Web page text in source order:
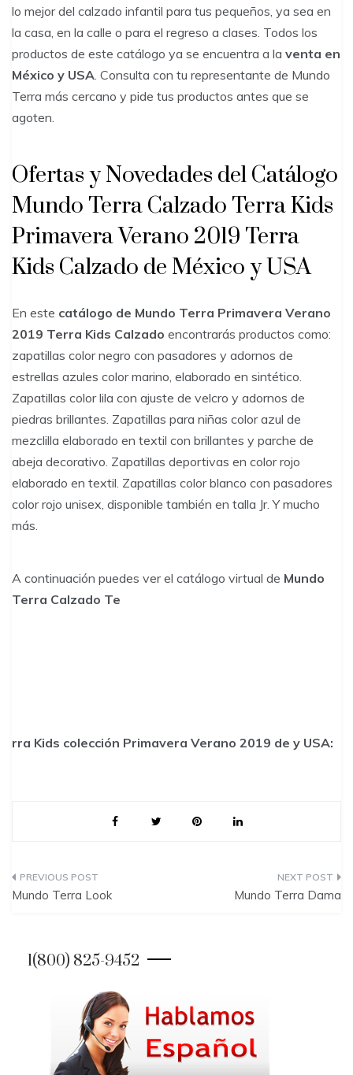
lo mejor del calzado infantil para tus pequeños, ya sea en
la casa, en la calle o para el regreso a clases. Todos los
productos de este catálogo ya se encuentra a la venta en
México y USA . Consulta con tu representante de Mundo
Terra más cercano y pide tus productos antes que se
agoten.
Ofertas y Novedades del Catálogo
Mundo Terra Calzado Terra Kids
Primavera Verano 2019 Terra
Kids Calzado de México y USA
En este catálogo de Mundo Terra Primavera Verano
2019 Terra Kids Calzado encontrarás productos como:
zapatillas color negro con pasadores y adornos de
estrellas azules color marino, elaborado en sintético.
Zapatillas color lila con ajuste de velcro y adornos de
piedras brillantes. Zapatillas para niñas color azul de
mezclilla elaborado en textil con brillantes y parche de
abeja decorativo. Zapatillas deportivas en color rojo
elaborado en textil. Zapatillas color blanco con pasadores
color rojo unisex, disponible también en talla Jr. Y mucho
más.
A continuación puedes ver el catálogo virtual de Mundo
Terra Calzado Te
rra Kids colección Primavera Verano 2019 de y USA:
P
Mundo Terra Look Mundo Terra Dama
1(800) 825-9452